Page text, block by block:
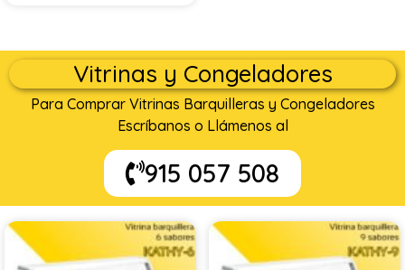
Vitrinas y Congeladores
Para Comprar Vitrinas Barquilleras y Congeladores
Escríbanos o Llámenos al
915 057 508